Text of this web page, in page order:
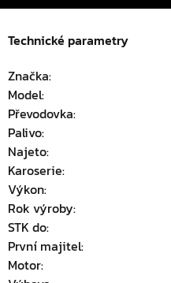
Technické parametry
Značka:
Model:
Převodovka:
Palivo:
Najeto:
Karoserie:
Výkon:
Rok výroby:
STK do:
První majitel:
Motor: